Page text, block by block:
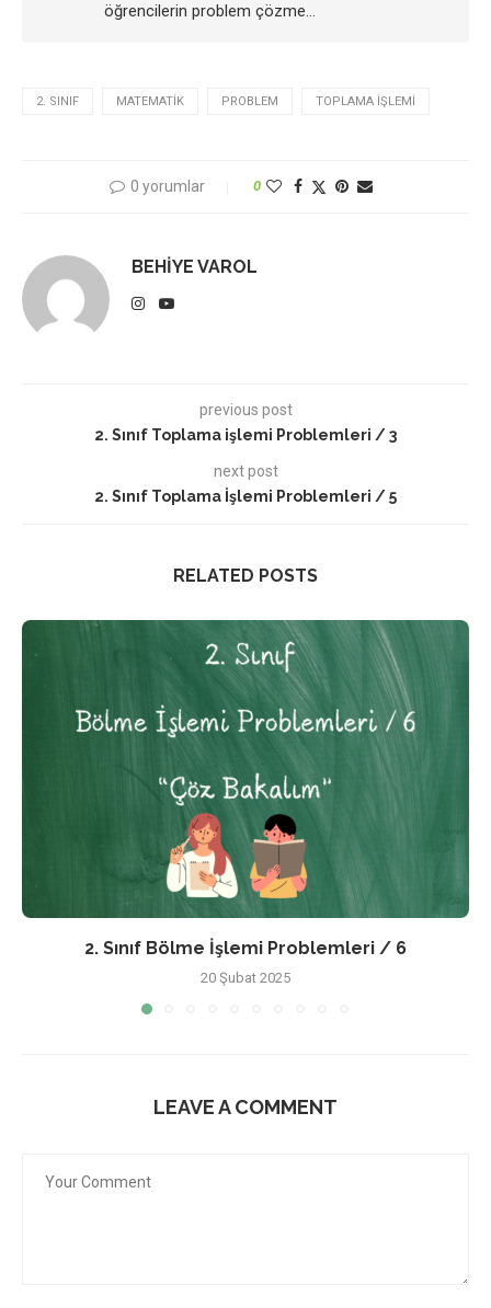
öğrencilerin problem çözme…
2. SINIF MATEMATIK PROBLEM TOPLAMA İŞLEMI
0 yorumlar 0
BEHIYE VAROL
previous post
2. Sınıf Toplama işlemi Problemleri / 3
next post
2. Sınıf Toplama İşlemi Problemleri / 5
RELATED POSTS
2. Sınıf Bölme İşlemi Problemleri / 6
20 Şubat 2025
LEAVE A COMMENT